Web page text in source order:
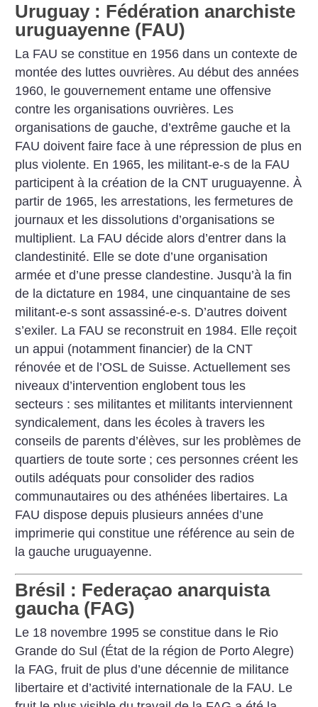
Uruguay : Fédération anarchiste
uruguayenne (FAU)
La FAU se constitue en 1956 dans un contexte de
montée des luttes ouvrières. Au début des années
1960, le gouvernement entame une offensive
contre les organisations ouvrières. Les
organisations de gauche, d’extrême gauche et la
FAU doivent faire face à une répression de plus en
plus violente. En 1965, les militant-e-s de la FAU
participent à la création de la CNT uruguayenne. À
partir de 1965, les arrestations, les fermetures de
journaux et les dissolutions d’organisations se
multiplient. La FAU décide alors d’entrer dans la
clandestinité. Elle se dote d’une organisation
armée et d’une presse clandestine. Jusqu’à la fin
de la dictature en 1984, une cinquantaine de ses
militant-e-s sont assassiné-e-s. D’autres doivent
s’exiler. La FAU se reconstruit en 1984. Elle reçoit
un appui (notamment financier) de la CNT
rénovée et de l’OSL de Suisse. Actuellement ses
niveaux d’intervention englobent tous les
secteurs : ses militantes et militants interviennent
syndicalement, dans les écoles à travers les
conseils de parents d’élèves, sur les problèmes de
quartiers de toute sorte ; ces personnes créent les
outils adéquats pour consolider des radios
communautaires ou des athénées libertaires. La
FAU dispose depuis plusieurs années d’une
imprimerie qui constitue une référence au sein de
la gauche uruguayenne.
Brésil : Federaçao anarquista
gaucha (FAG)
Le 18 novembre 1995 se constitue dans le Rio
Grande do Sul (État de la région de Porto Alegre)
la FAG, fruit de plus d’une décennie de militance
libertaire et d’activité internationale de la FAU. Le